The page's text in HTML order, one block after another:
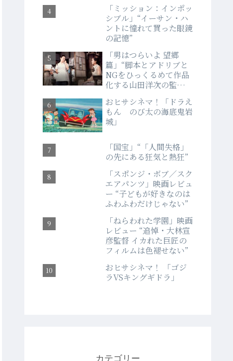
「ミッション：インポッ
シブル」“イーサン・ハ
ントに憧れて買った眼鏡
の記憶”
「男はつらいよ 望郷
篇」“脚本とアドリブと
NGをひっくるめて作品
化する山田洋次の監督
おヒサシネマ！「ドラえ
もん のび太の海底鬼岩
城」
「国宝」“「人間失格」
の先にある狂気と熱狂”
「スポンジ・ボブ／スク
エアパンツ」映画レビュ
ー “子どもが好きなのは
ふわふわだけじゃない”
「ねらわれた学園」映画
レビュー “追悼・大林宣
彦監督 イカれた巨匠の
フィルムは色褪せない”
おヒサシネマ！ 「ゴジ
ラVSキングギドラ」
カテゴリー